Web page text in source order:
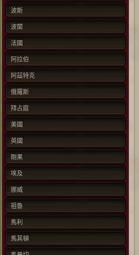
波斯
波蘭
法國
阿拉伯
阿茲特克
俄羅斯
拜占庭
美國
英國
剛果
埃及
挪威
祖魯
馬利
馬其頓